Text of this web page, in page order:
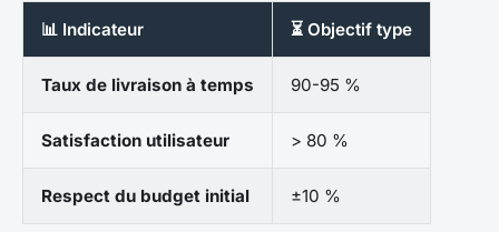
📊 Indicateur ⏳ Objectif type
Taux de livraison à temps 90-95 %
Satisfaction utilisateur > 80 %
Respect du budget initial ±10 %